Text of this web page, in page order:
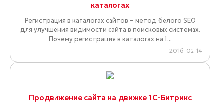
каталогах
Регистрация в каталогах сайтов – метод белого SEO
для улучшения видимости сайта в поисковых системах.
Почему регистрация в каталогах на 1...
2016-02-14
Продвижение сайта на движке 1С-Битрикс